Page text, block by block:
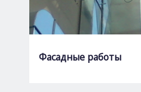
Фасадные работы